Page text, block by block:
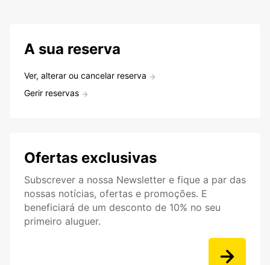
A sua reserva
Ver, alterar ou cancelar reserva
Gerir reservas
Ofertas exclusivas
Subscrever a nossa Newsletter e fique a par das
nossas notícias, ofertas e promoções. E
beneficiará de um desconto de 10% no seu
primeiro aluguer.